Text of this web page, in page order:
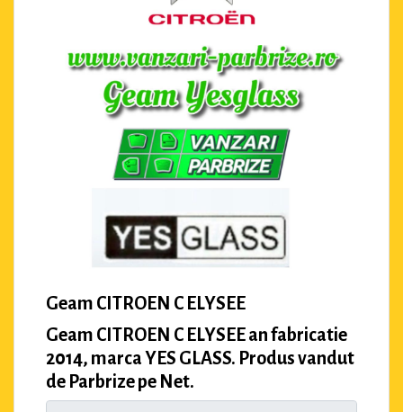
Geam CITROEN C ELYSEE
Geam CITROEN C ELYSEE an fabricatie
2014, marca YES GLASS. Produs vandut
de Parbrize pe Net.